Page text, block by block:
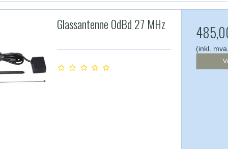
Glassantenne 0dBd 27 MHz
(inkl.